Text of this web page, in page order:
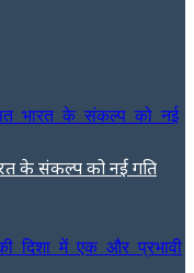
के संकल्प को नई गति